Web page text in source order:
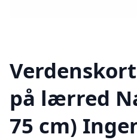
på lærred
75 cm)